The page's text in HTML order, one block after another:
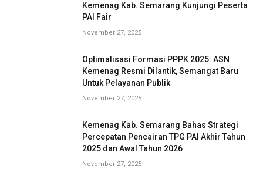
Kemenag Kab. Semarang Kunjungi Peserta
PAI Fair
November 27, 2025
Optimalisasi Formasi PPPK 2025: ASN
Kemenag Resmi Dilantik, Semangat Baru
Untuk Pelayanan Publik
November 27, 2025
Kemenag Kab. Semarang Bahas Strategi
Percepatan Pencairan TPG PAI Akhir Tahun
2025 dan Awal Tahun 2026
November 27, 2025